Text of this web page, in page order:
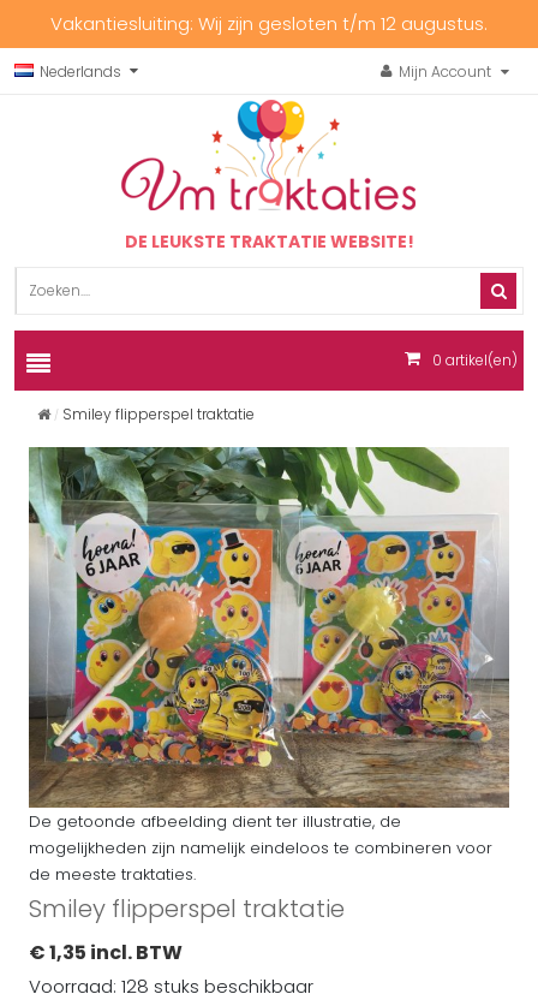
Vakantiesluiting: Wij zijn gesloten t/m 12 augustus.
Nederlands Mijn Account
DE LEUKSTE TRAKTATIE WEBSITE!
0 artikel(en)
Smiley flipperspel traktatie
De getoonde afbeelding dient ter illustratie, de
mogelijkheden zijn namelijk eindeloos te combineren voor
de meeste traktaties.
Smiley flipperspel traktatie
€ 1,35 incl. BTW
Voorraad: 128 stuks beschikbaar